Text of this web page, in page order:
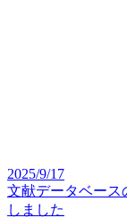
2025/9/17
文献データベース
しました